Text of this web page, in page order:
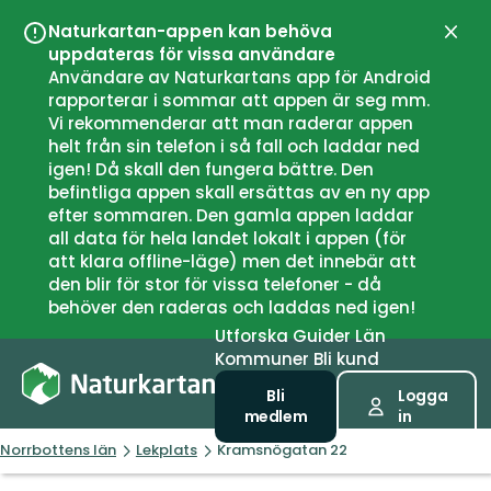
Naturkartan-appen kan behöva
uppdateras för vissa användare
Användare av Naturkartans app för Android
rapporterar i sommar att appen är seg mm.
Vi rekommenderar att man raderar appen
helt från sin telefon i så fall och laddar ned
igen! Då skall den fungera bättre. Den
befintliga appen skall ersättas av en ny app
efter sommaren. Den gamla appen laddar
all data för hela landet lokalt i appen (för
att klara offline-läge) men det innebär att
den blir för stor för vissa telefoner - då
behöver den raderas och laddas ned igen!
UtforskaGuiderLän
Kommuner Bli kund
Bli
medlem
Logga
in
Norrbottens län Lekplats Kramsnögatan 22